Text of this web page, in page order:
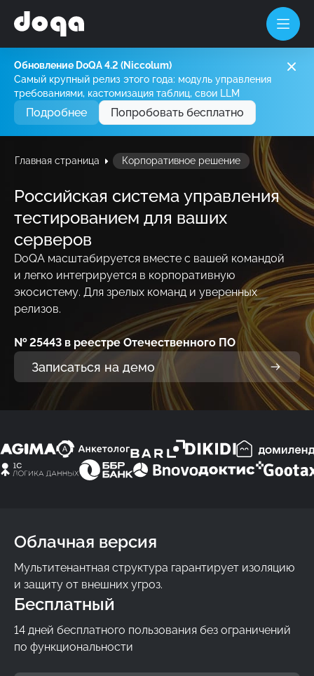
Продукт
Возможности
Дорожная карта
Корпоративное
Компания
Контакты
Блог
Портал документации
Обновление DoQA 4.2 (Niccolum)
Самый крупный релиз этого года: модуль управления
требованиями, кастомизация таблиц, свои LLM
Подробнее Попробовать бесплатно
Главная страница Корпоративное решение
Российская система управления
тестированием для ваших
серверов
DoQA масштабируется вместе с вашей командой
и легко интегрируется в корпоративную
экосистему. Для зрелых команд и уверенных
релизов.
№ 25443 в реестре Отечественного ПО
Записаться на демо
Облачная версия
Мультитенантная структура гарантирует изоляцию
и защиту от внешних угроз.
Бесплатный
14 дней бесплатного пользования без ограничений
по функциональности